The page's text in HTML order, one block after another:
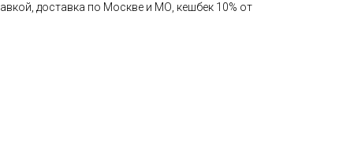
доставка по Москве и МО, кешбек 10% от